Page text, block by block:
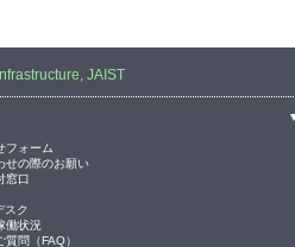
JAIST
フォーム
せの際のお願い
窓口
スク
働状況
質問（FAQ）